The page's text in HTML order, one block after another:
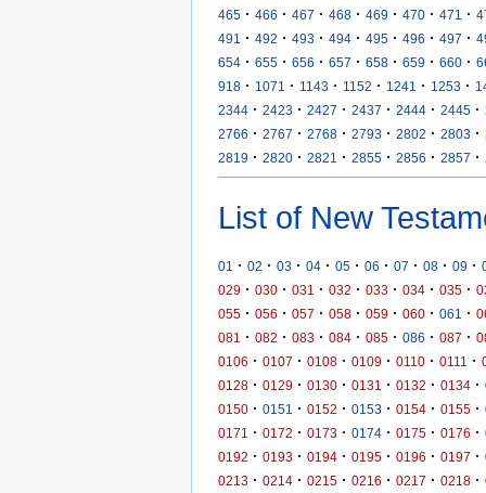
465 · 466 · 467 · 468 · 469 · 470 · 471 ·
491
· 492 · 493 · 494 · 495 · 496 · 497 ·
654 · 655 · 656 · 657 · 658 · 659 · 660 ·
918 · 1071 · 1143 · 1152 · 1241 · 1253 ·
2344 · 2423 · 2427 · 2437 · 2444 · 2445 ·
2766 · 2767 · 2768 · 2793 · 2802 · 2803 ·
2819 · 2820 · 2821 · 2855 · 2856 · 2857 ·
List of New
01 · 02 · 03 · 04 · 05 · 06 · 07 · 08 · 09 ·
029 · 030 · 031 · 032 · 033 · 034 · 035 ·
055 · 056 · 057 · 058 · 059 · 060 · 061 ·
081
· 082 · 083 · 084 · 085 · 086 · 087 ·
0106 · 0107 · 0108 · 0109 · 0110 · 0111 ·
0128 · 0129 · 0130 · 0131 · 0132 · 0134 ·
0150 · 0151 · 0152 · 0153 · 0154 · 0155 ·
0171
· 0172 · 0173 · 0174 · 0175 · 0176 ·
0192 · 0193 · 0194 · 0195 · 0196 · 0197 ·
0213 · 0214 · 0215 · 0216 · 0217 · 0218 ·